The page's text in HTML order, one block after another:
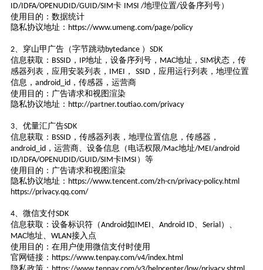
ID/IDFA/OPENUDID/GUID/SIM卡 IMSI /地理位置/设备序列号）
使用目的：数据统计
隐私协议地址： https://www.umeng.com/page/policy
2、穿山甲广告（字节跳动 bytedance ） SDK
信息获取： BSSID， IP地址，设备序列号， MAC地址， SIM状态，传
感器列表，应用安装列表， IMEI ， SSID，应用运行列表，地理位置
信息， android_id，传感器，运营商
使用目的：广告请求和视图渲染
隐私协议地址： http://partner.toutiao.com/privacy
3、优量汇广告SDK
信息获取： BSSID，传感器列表，地理位置信息，传感器，
android_id，运营商、设备信息（电话权限/Mac地址/MEI/android
ID/IDFA/OPENUDID/GUID/SIM卡IMSI ）等
使用目的：广告请求和视图渲染
隐私协议地址： https://www.tencent.com/zh-cn/privacy-policy.html
https://privacy.qq.com/
4、微信支付SDK
信息获取：设备标识符（Android如IMEI Android ID、 Serial ）、
MAC地址、 WLAN接入点
使用目的：在用户使用微信支付时使用
官网链接： https://www.tenpay.com/v4/index.html